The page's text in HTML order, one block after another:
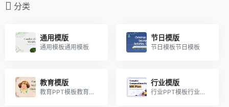
分类
通用模版
通用模板通用模板
节日模版
节日模板节日模板
教育模版
教育PPT模板教育PPT模板
行业模版
行业PPT模板行业PPT模板